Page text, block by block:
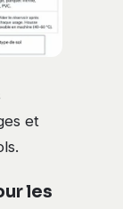
et
les